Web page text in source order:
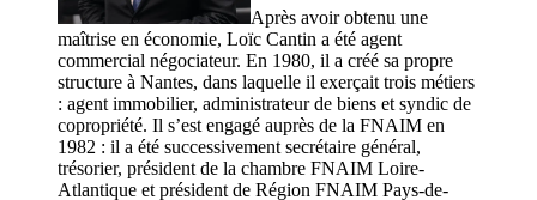
Après avoir obtenu une
maîtrise en économie, Loïc Cantin a été agent
commercial négociateur. En 1980, il a créé sa propre
structure à Nantes, dans laquelle il exerçait trois métiers
: agent immobilier, administrateur de biens et syndic de
copropriété. Il s’est engagé auprès de la FNAIM en
1982 : il a été successivement secrétaire général,
trésorier, président de la chambre FNAIM Loire-
Atlantique et président de Région FNAIM Pays-de-